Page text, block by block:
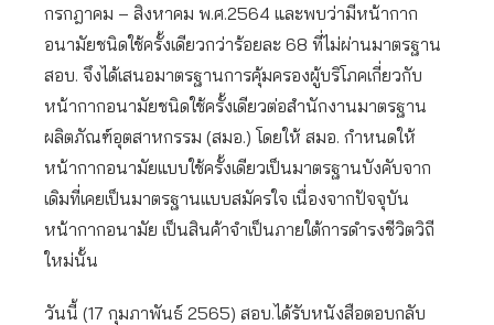
กรกฎาคม – สิงหาคม พ.ศ.2564 และพบว่ามีหน้ากาก
อนามัยชนิดใช้ครั้งเดียวกว่าร้อยละ 68 ที่ไม่ผ่านมาตรฐาน
สอบ. จึงได้เสนอมาตรฐานการคุ้มครองผู้บริโภคเกี่ยวกับ
หน้ากากอนามัยชนิดใช้ครั้งเดียวต่อสำนักงานมาตรฐาน
ผลิตภัณฑ์อุตสาหกรรม (สมอ.) โดยให้ สมอ. กำหนดให้
หน้ากากอนามัยแบบใช้ครั้งเดียวเป็นมาตรฐานบังคับจาก
เดิมที่เคยเป็นมาตรฐานแบบสมัครใจ เนื่องจากปัจจุบัน
หน้ากากอนามัย เป็นสินค้าจำเป็นภายใต้การดำรงชีวิตวิถี
ใหม่นั้น
วันนี้ (17 กุมภาพันธ์ 2565) สอบ.ได้รับหนังสือตอบกลับ